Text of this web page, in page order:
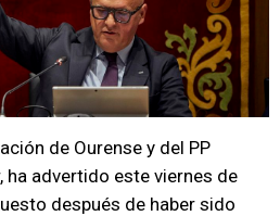
de Ourense y del PP
ha advertido este viernes de
después de haber sido